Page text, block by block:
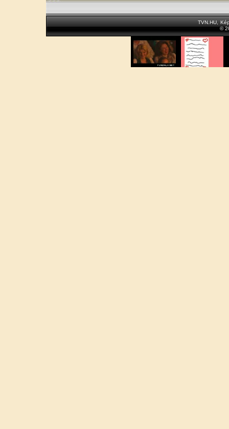
TVN.HU
©